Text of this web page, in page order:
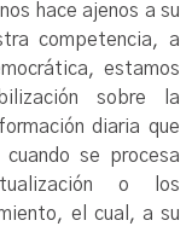
hace ajenos a su
competencia, a
estamos
sobre la
diaria que
se procesa
o los
el cual, a su